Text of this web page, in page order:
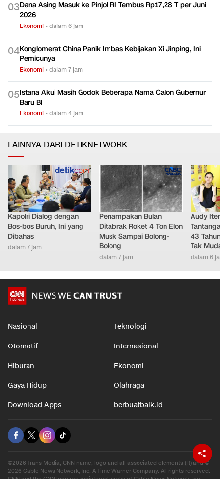
03Dana Asing Masuk ke Pinjol RI Tembus Rp17,28 T per Juni
2026
Ekonomi •dalam 6 jam
04Konglomerat China Panik Imbas Kebijakan Xi Jinping, Ini
Pemicunya
Ekonomi •dalam 7 jam
05Istana Akui Masih Godok Beberapa Nama Calon Gubernur
Baru BI
Ekonomi •dalam 4 jam
LAINNYA DARI DETIKNETWORK
Kapolri Dialog dengan
Bos-bos Buruh, Ini yang
Dibahas
dalam 7 jam
Penampakan Bulan
Ditabrak Roket 4 Ton Elon
Musk Sampai Bolong-
Bolong
dalam 7 jam
Audy
43
Tak
dalam 6
Nasional Teknologi
Otomotif Internasional
Hiburan Ekonomi
Gaya Hidup Olahraga
Download Apps berbuatbaik.id
©2026 Trans Media, CNN name, logo and all associated elements (R) and ©
2026 Cable News Network, Inc. A Time Warner Company. All rights reserved.